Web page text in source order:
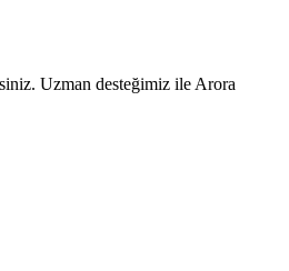
Uzman desteğimiz ile Arora